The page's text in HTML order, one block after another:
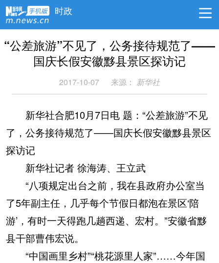
时政
“公差旅游”不见了，公务接待规范了——
国庆长假安徽黟县景区探访记
2017-10-07 来源： 新华社
新华社合肥10月7日电 题：“公差旅游”不见
了，公务接待规范了——国庆长假安徽黟县景区
探访记
新华社记者 徐海涛、王立武
“八项规定出台之前，我在县政府办公室当
了5年副主任，几乎每个节假日都泡在景区‘陪
游’，有时一天得跑几趟西递、宏村。”安徽省黟
县干部曹伟宏说。
“中国画里乡村”“桃花源里人家”……今年国